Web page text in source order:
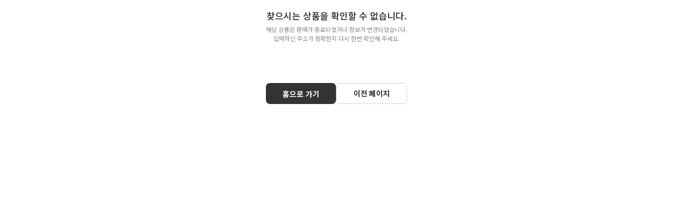
찾으시는 상품을 확인할 수 없습니다.
해당 상품은 판매가 종료되었거나 정보가 변경되었습니다.
입력하신 주소가 정확한지 다시 한번 확인해 주세요.
홈으로 가기 이전 페이지